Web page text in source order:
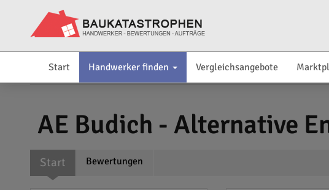
Start Handwerker finden Vergleichsangebote
AE Budich - Alternative
Start Bewertungen